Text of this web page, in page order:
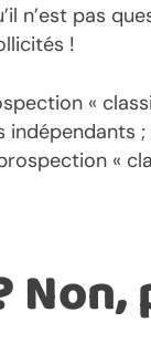
n’est pas
!
«
«